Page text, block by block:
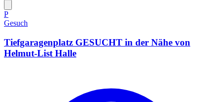
P
Gesuch
Tiefgaragenplatz GESUCHT in der Nähe von
Helmut-List Halle